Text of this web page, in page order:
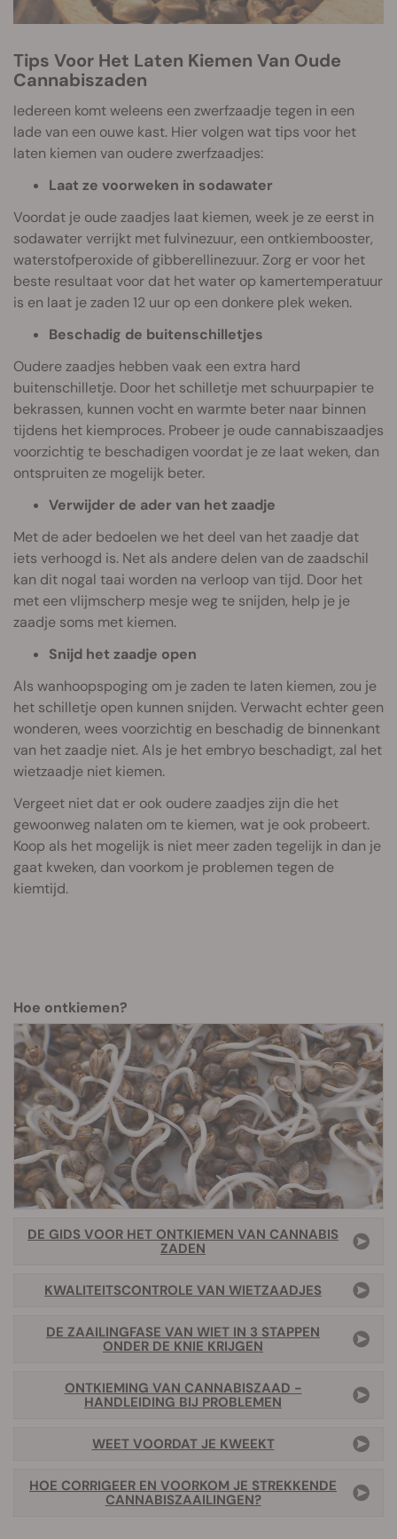
Tips Voor Het Laten Kiemen Van Oude
Cannabiszaden
Iedereen komt weleens een zwerfzaadje tegen in een
lade van een ouwe kast. Hier volgen wat tips voor het
laten kiemen van oudere zwerfzaadjes:
Laat ze voorweken in sodawater
Voordat je oude zaadjes laat kiemen, week je ze eerst in
sodawater verrijkt met fulvinezuur, een ontkiembooster,
waterstofperoxide of gibberellinezuur. Zorg er voor het
beste resultaat voor dat het water op kamertemperatuur
is en laat je zaden 12 uur op een donkere plek weken.
Beschadig de buitenschilletjes
Oudere zaadjes hebben vaak een extra hard
buitenschilletje. Door het schilletje met schuurpapier te
bekrassen, kunnen vocht en warmte beter naar binnen
tijdens het kiemproces. Probeer je oude cannabiszaadjes
voorzichtig te beschadigen voordat je ze laat weken, dan
ontspruiten ze mogelijk beter.
Verwijder de ader van het zaadje
Met de ader bedoelen we het deel van het zaadje dat
iets verhoogd is. Net als andere delen van de zaadschil
kan dit nogal taai worden na verloop van tijd. Door het
met een vlijmscherp mesje weg te snijden, help je je
zaadje soms met kiemen.
Snijd het zaadje open
Als wanhoopspoging om je zaden te laten kiemen, zou je
het schilletje open kunnen snijden. Verwacht echter geen
wonderen, wees voorzichtig en beschadig de binnenkant
van het zaadje niet. Als je het embryo beschadigt, zal het
wietzaadje niet kiemen.
Vergeet niet dat er ook oudere zaadjes zijn die het
gewoonweg nalaten om te kiemen, wat je ook probeert.
Koop als het mogelijk is niet meer zaden tegelijk in dan je
gaat kweken, dan voorkom je problemen tegen de
kiemtijd.
Hoe ontkiemen?
DE GIDS VOOR HET ONTKIEMEN VAN CANNABIS
ZADEN
KWALITEITSCONTROLE VAN WIETZAADJES
DE ZAAILINGFASE VAN WIET IN 3 STAPPEN
ONDER DE KNIE KRIJGEN
ONTKIEMING VAN CANNABISZAAD -
HANDLEIDING BIJ PROBLEMEN
WEET VOORDAT JE KWEEKT
HOE CORRIGEER EN VOORKOM JE STREKKENDE
CANNABISZAAILINGEN?